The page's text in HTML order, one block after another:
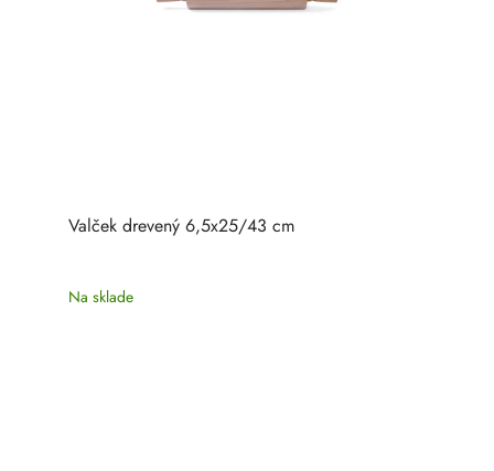
Valček drevený 6,5x25/43 cm
Na sklade